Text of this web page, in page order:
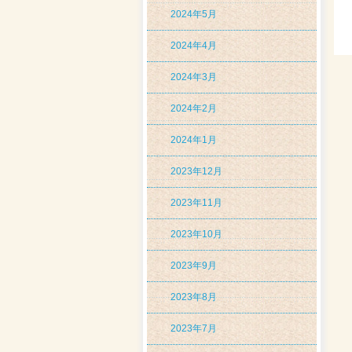
2024年5月
2024年4月
2024年3月
2024年2月
2024年1月
2023年12月
2023年11月
2023年10月
2023年9月
2023年8月
2023年7月